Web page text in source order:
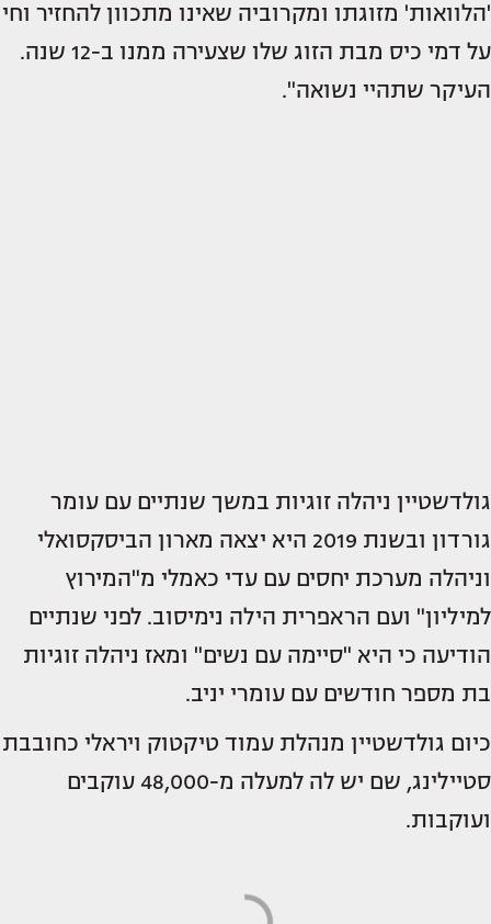
'הלוואות' מזוגתו ומקרוביה שאינו מתכוון להחזיר וחי
על דמי כיס מבת הזוג שלו שצעירה ממנו ב-12 שנה.
העיקר שתהיי נשואה".
גולדשטיין ניהלה זוגיות במשך שנתיים עם עומר
גורדון ובשנת 2019 היא יצאה מארון הביסקסואלי
וניהלה מערכת יחסים עם עדי כאמלי מ"המירוץ
למיליון" ועם הראפרית הילה נימיסוב. לפני שנתיים
הודיעה כי היא "סיימה עם נשים" ומאז ניהלה זוגיות
בת מספר חודשים עם עומרי יניב.
כיום גולדשטיין מנהלת עמוד טיקטוק ויראלי כחובבת
סטיילינג, שם יש לה למעלה מ-48,000 עוקבים
ועוקבות.